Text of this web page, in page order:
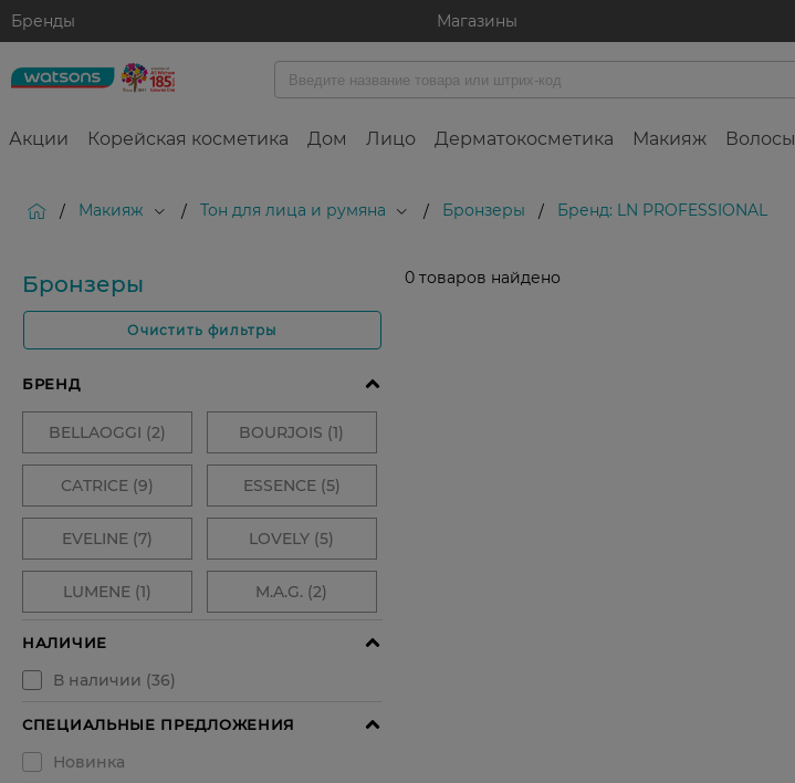
Бренды Магазины
Акции Корейская косметика Дом Лицо Дерматокосметика Макияж Волосы
/ Макияж / Тон для лица и румяна / Бронзеры / Бренд: LN PROFESSIONAL
Бронзеры
Очистить фильтры
0 товаров найдено